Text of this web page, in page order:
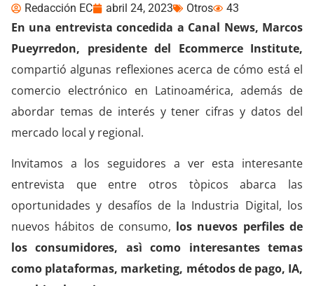
Redacción EC abril 24, 2023 Otros 43
En una entrevista concedida a Canal News, Marcos
Pueyrredon, presidente del Ecommerce Institute,
compartió algunas reflexiones acerca de cómo está el
comercio electrónico en Latinoamérica, además de
abordar temas de interés y tener cifras y datos del
mercado local y regional.
Invitamos a los seguidores a ver esta interesante
entrevista que entre otros tòpicos abarca las
oportunidades y desafíos de la Industria Digital, los
nuevos hábitos de consumo, los nuevos perfiles de
los consumidores, asì como interesantes temas
como plataformas, marketing, métodos de pago, IA,